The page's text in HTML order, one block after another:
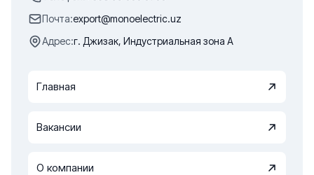
Почта:export@monoelectric.uz
Адрес:г. Джизак, Индустриальная зона А
Главная
Вакансии
О компании